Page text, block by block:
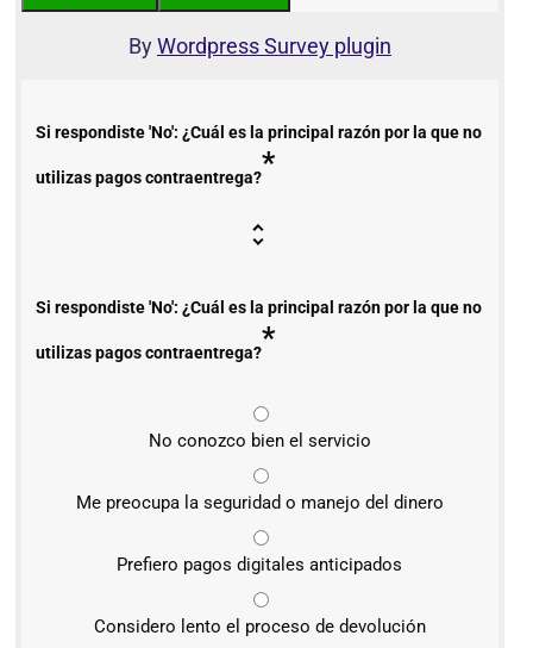
ByWordpress Survey plugin
Si respondiste 'No': ¿Cuál es la principal razón por la que no
utilizas pagos contraentrega?*
Si respondiste 'No': ¿Cuál es la principal razón por la que no
utilizas pagos contraentrega?*
No conozco bien el servicio
Me preocupa la seguridad o manejo del dinero
Prefiero pagos digitales anticipados
Considero lento el proceso de devolución